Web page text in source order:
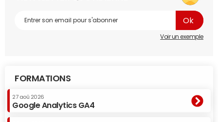
Voir un exemple
FORMATIONS
27 aoû 2026
Google Analytics GA4